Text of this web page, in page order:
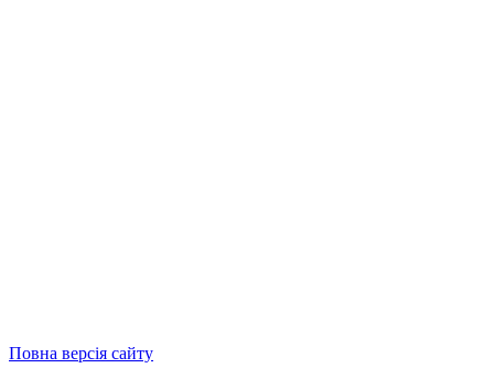
Повна версія сайту